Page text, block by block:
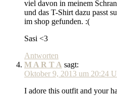
viel davon in meinem
und das T-Shirt dazu passt
im shop gefunden. :(
Sasi <3
Antworten
M A R T A sagt:
Oktober 9, 2013 um 20:24
I adore this outfit and your